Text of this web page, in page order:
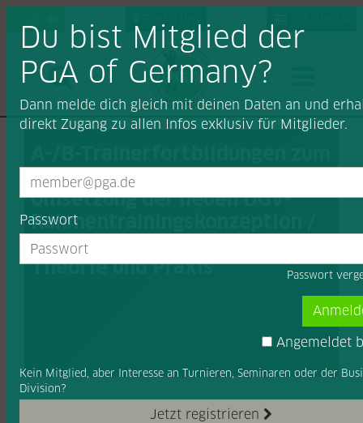
Thema: 1. Einführung und
Umsetzung der neuen DGV-
Rahmentrainingskonzeption /
2. Das DGV-Athletikkonzept in
Theorie und Praxis
Du bist Mitglied der
PGA of Germany?
Dann melde dich gleich mit deinen Daten an und
direkt Zugang zu allen Infos exklusiv für Mitglieder.
Passwort
Passwort
Jetzt registrieren
Kein Mitglied, aber Interesse an Turnieren, Seminaren oder der
Division?
Angemeldet